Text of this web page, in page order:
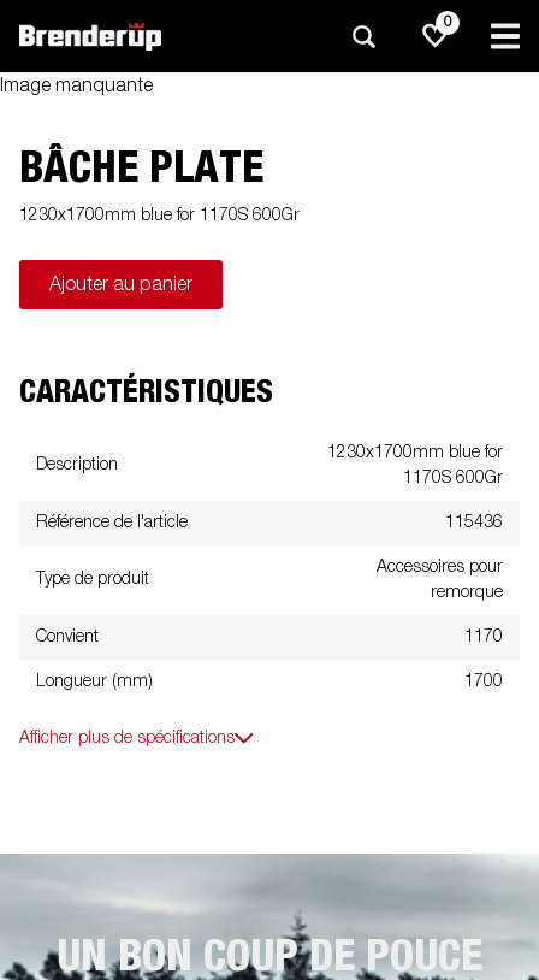
0
Image manquante
BÂCHE PLATE
1230x1700mm blue for 1170S 600Gr
Ajouter au panier
CARACTÉRISTIQUES
Description
1230x1700mm blue for
1170S 600Gr
Référence de l'article 115436
Type de produit
Accessoires pour
remorque
Convient 1170
Longueur (mm) 1700
Afficher plus de spécifications
UN BON COUP DE POUCE